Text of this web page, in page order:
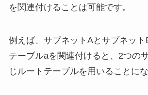
を関連付けることは可能です。
例えば、サブネットAとサブネット
テーブルaを関連付けると、2つの
じルートテーブルを用いることにな